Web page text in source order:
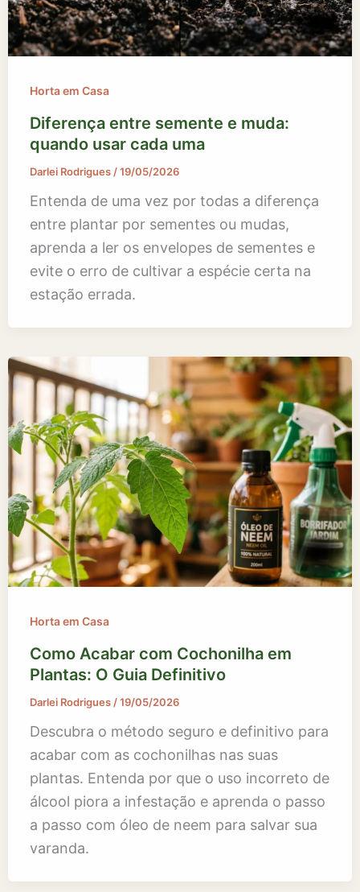
Horta em Casa
Diferença entre semente e muda:
quando usar cada uma
Darlei Rodrigues/19/05/2026
Entenda de uma vez por todas a diferença
entre plantar por sementes ou mudas,
aprenda a ler os envelopes de sementes e
evite o erro de cultivar a espécie certa na
estação errada.
Horta em Casa
Como Acabar com Cochonilha em
Plantas: O Guia Definitivo
Darlei Rodrigues/19/05/2026
Descubra o método seguro e definitivo para
acabar com as cochonilhas nas suas
plantas. Entenda por que o uso incorreto de
álcool piora a infestação e aprenda o passo
a passo com óleo de neem para salvar sua
varanda.